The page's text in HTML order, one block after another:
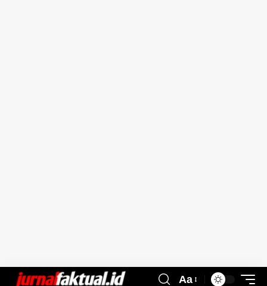
Aa